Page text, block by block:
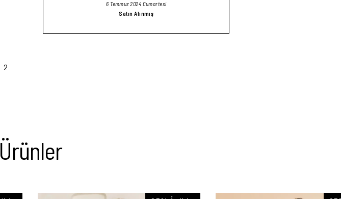
6 Temmuz 2024 Cumartesi
Satın Alınmış
2